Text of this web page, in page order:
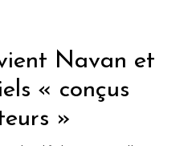
Navan et
« conçus
»